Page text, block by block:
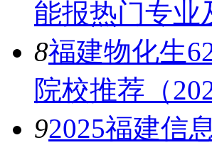
能报热门专业
8福建物化生
院校推荐（
92025福建信